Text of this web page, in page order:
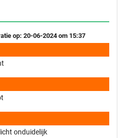
op: 20-06-2024 om 15:37
onduidelijk